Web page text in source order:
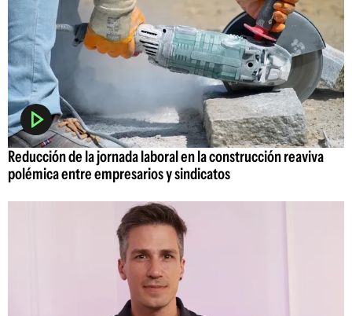
Reducción de la jornada laboral en la construcción reaviva
polémica entre empresarios y sindicatos